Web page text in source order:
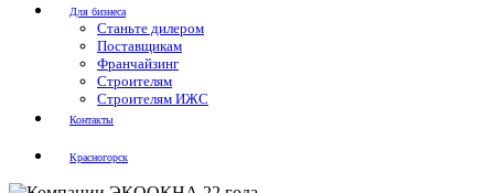
Для бизнеса
Станьте дилером
Поставщикам
Франчайзинг
Строителям
Строителям ИЖС
Контакты
Красногорск